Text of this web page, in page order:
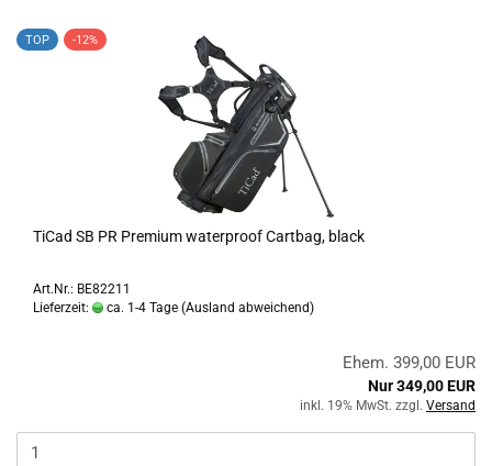
TOP -12%
TiCad SB PR Premium waterproof Cartbag, black
Art.Nr.: BE82211
Lieferzeit:
ca. 1-4 Tage (Ausland abweichend)
Ehem. 399,00 EUR
Nur 349,00 EUR
inkl. 19% MwSt. zzgl. Versand